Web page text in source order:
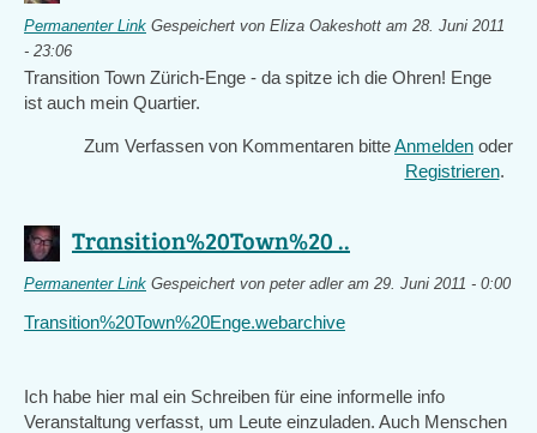
Permanenter Link Gespeichert von Eliza Oakeshott am 28. Juni 2011
- 23:06
Transition Town Zürich-Enge - da spitze ich die Ohren! Enge
ist auch mein Quartier.
Zum Verfassen von Kommentaren bitteAnmelden oder
Registrieren.
Transition%20Town%20 ..
Permanenter Link Gespeichert von peter adleram 29. Juni 2011 - 0:00
Transition%20Town%20Enge.webarchive
Ich habe hier mal ein Schreiben für eine informelle info
Veranstaltung verfasst, um Leute einzuladen. Auch Menschen